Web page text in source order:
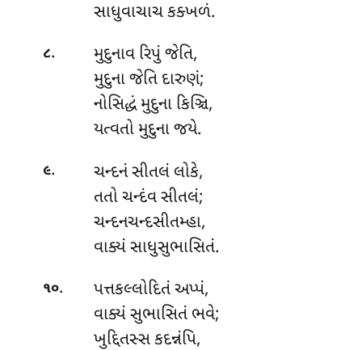
સાધુવાચાચ કક્ખળં.
૮. મુદુનાવ રિપું જેતિ,
મુદુના જેતિ દારુણં;
નોસિદ્ધં મુદુના કિઞ્ચિ,
યત્વતો મુદુના જયે.
૯.
ચન્દનં સીતલં લોકે,
તતો ચન્દંવ સીતલં;
ચન્દનચન્દસીતમ્હા,
વાક્યં સાધુસુભાસિતં.
૧૦. પત્તકલ્લોદિતંઅપ્પં,
વાક્યં સુભાસિતં ભવે;
ખુદ્દિતસ્સ કદન્નંપિ,